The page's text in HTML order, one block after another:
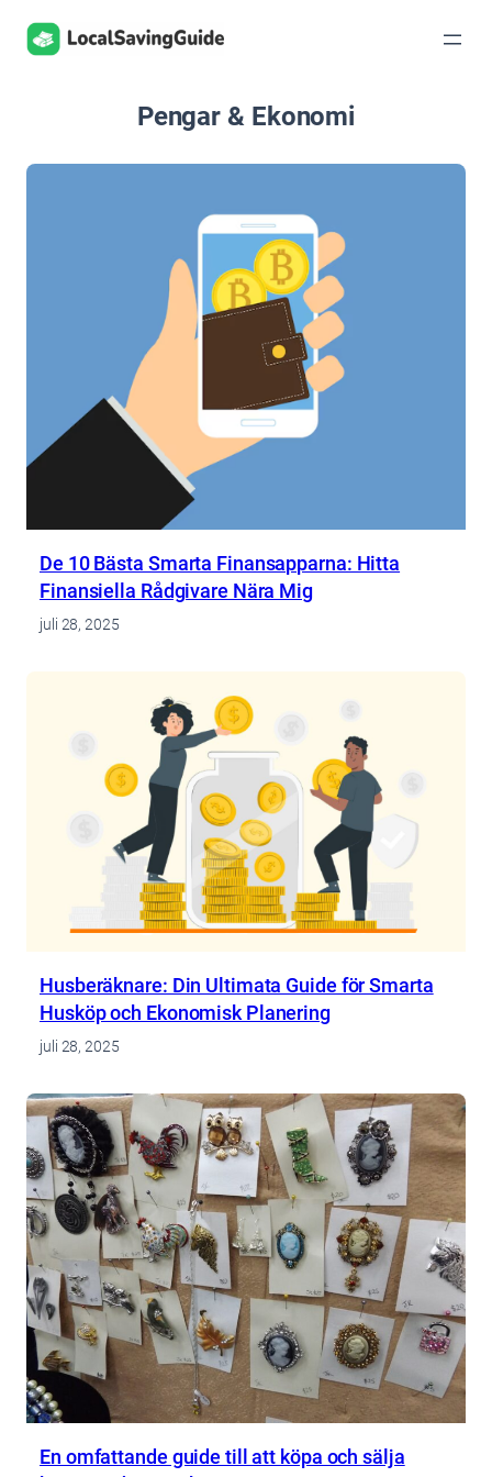
Hoppa
Pengar & Ekonomi
De 10 Bästa Smarta Finansapparna: Hitta
Finansiella Rådgivare Nära Mig
juli 28, 2025
Husberäknare: Din Ultimata Guide för Smarta
Husköp och Ekonomisk Planering
juli 28, 2025
En omfattande guide till att köpa och sälja